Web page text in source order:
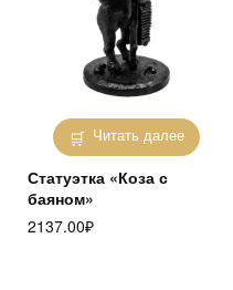
Читать далее
Статуэтка «Коза с
баяном»
2137.00₽